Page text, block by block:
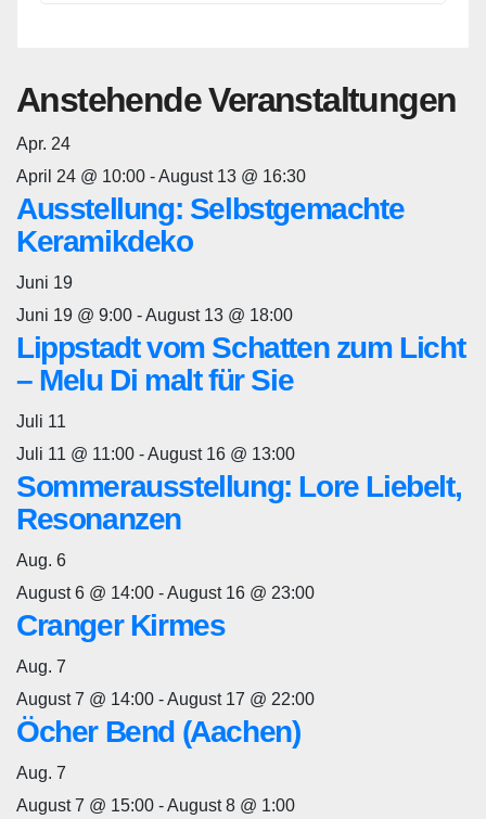
Anstehende Veranstaltungen
Apr. 24
April 24 @ 10:00 -August 13 @ 16:30
Ausstellung: Selbstgemachte
Keramikdeko
Juni 19
Juni 19 @ 9:00 -August 13 @ 18:00
Lippstadt vom Schatten zum Licht
– Melu Di malt für Sie
Juli 11
Juli 11 @ 11:00 -August 16 @ 13:00
Sommerausstellung: Lore Liebelt,
Resonanzen
Aug. 6
August 6 @ 14:00 -August 16 @ 23:00
Cranger Kirmes
Aug. 7
August 7 @ 14:00 -August 17 @ 22:00
Öcher Bend (Aachen)
Aug. 7
August 7 @ 15:00 -August 8 @ 1:00